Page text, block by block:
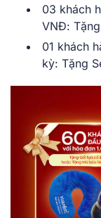
03 khách
VNĐ:
01 khách
kỳ: Tặng